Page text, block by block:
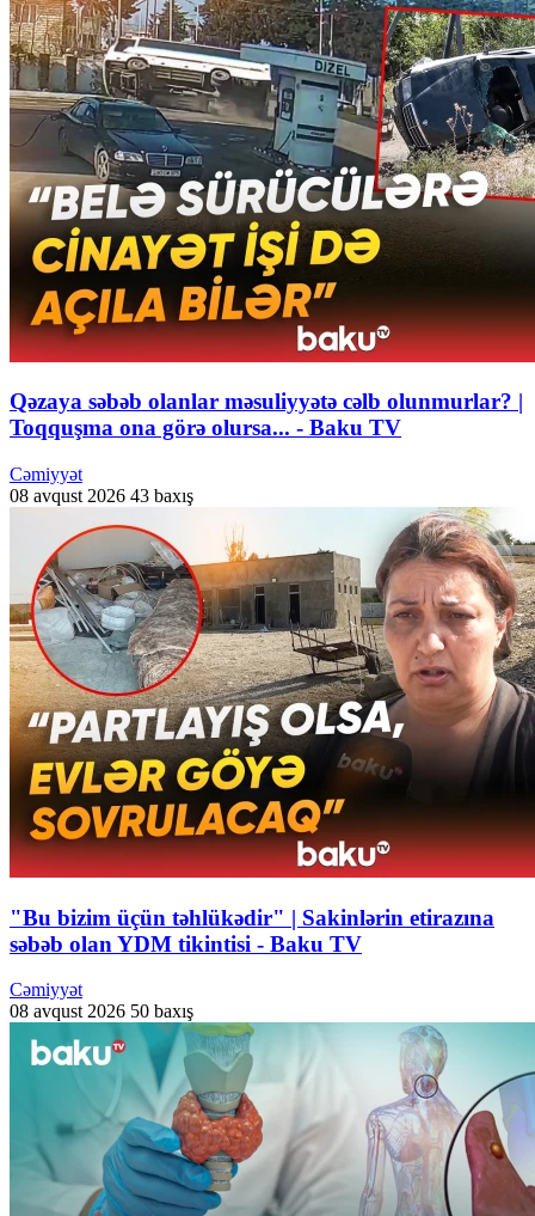
Qəzaya səbəb olanlar məsuliyyətə cəlb olunmurlar? |
Toqquşma ona görə olursa... - Baku TV
Cəmiyyət
08 avqust 2026 43 baxış
"Bu bizim üçün təhlükədir" | Sakinlərin etirazına
səbəb olan YDM tikintisi - Baku TV
Cəmiyyət
08 avqust 2026 50 baxış